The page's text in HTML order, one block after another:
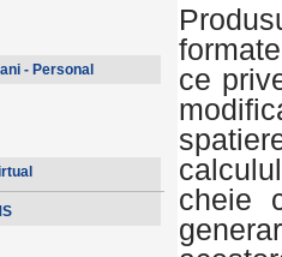
- Personal
ce
cheie